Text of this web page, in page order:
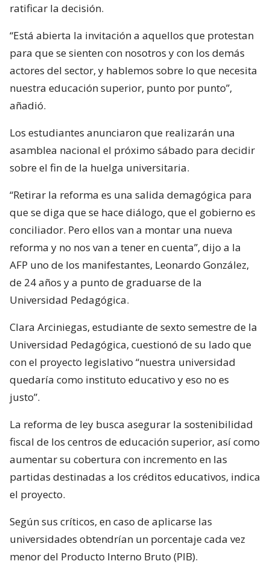
ratificar la decisión.
“Está abierta la invitación a aquellos que protestan
para que se sienten con nosotros y con los demás
actores del sector, y hablemos sobre lo que necesita
nuestra educación superior, punto por punto”,
añadió.
Los estudiantes anunciaron que realizarán una
asamblea nacional el próximo sábado para decidir
sobre el fin de la huelga universitaria.
“Retirar la reforma es una salida demagógica para
que se diga que se hace diálogo, que el gobierno es
conciliador. Pero ellos van a montar una nueva
reforma y no nos van a tener en cuenta”, dijo a la
AFP uno de los manifestantes, Leonardo González,
de 24 años y a punto de graduarse de la
Universidad Pedagógica.
Clara Arciniegas, estudiante de sexto semestre de la
Universidad Pedagógica, cuestionó de su lado que
con el proyecto legislativo “nuestra universidad
quedaría como instituto educativo y eso no es
justo”.
La reforma de ley busca asegurar la sostenibilidad
fiscal de los centros de educación superior, así como
aumentar su cobertura con incremento en las
partidas destinadas a los créditos educativos, indica
el proyecto.
Según sus críticos, en caso de aplicarse las
universidades obtendrían un porcentaje cada vez
menor del Producto Interno Bruto (PIB).